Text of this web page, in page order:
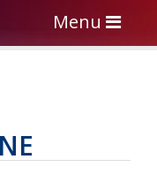
Toggle
navigation
Menu